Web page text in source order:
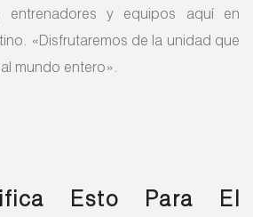
entrenadores y equipos aquí en
«Disfrutaremos de la unidad que
mundo entero».
Esto Para El